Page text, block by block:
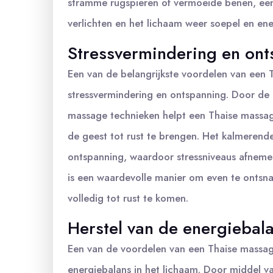
verlichten en het lichaam weer soepel en
Stressvermindering en
Een van de belangrijkste voordelen van een
stressvermindering en ontspanning. Door
massage technieken helpt een Thaise
de geest tot rust te brengen. Het
ontspanning, waardoor stressniveaus
is een waardevolle manier om even te
volledig tot rust te komen.
Herstel van de
Een van de voordelen van een Thaise
energiebalans in het lichaam. Door middel